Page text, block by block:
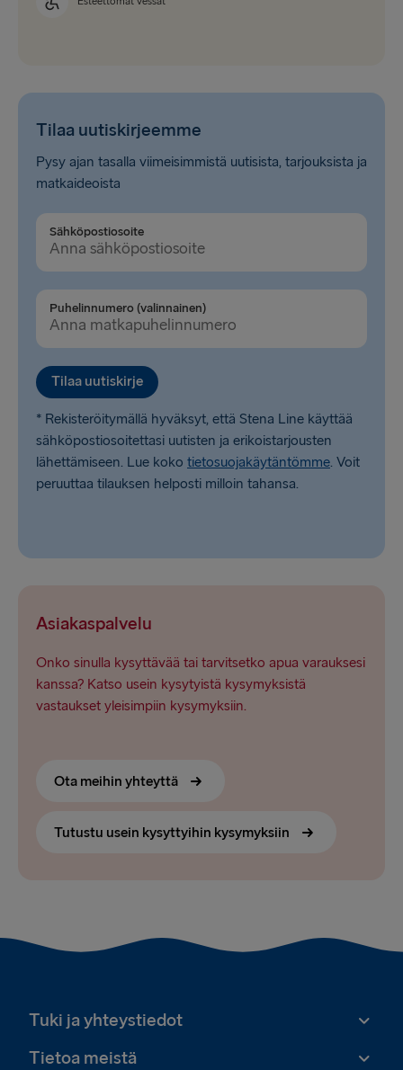
Tilaa uutiskirjeemme
Pysy ajan tasalla viimeisimmistä uutisista, tarjouksista ja
matkaideoista
Sähköpostiosoite
Puhelinnumero (valinnainen)
Tilaa uutiskirje
* Rekisteröitymällä hyväksyt, että Stena Line käyttää
sähköpostiosoitettasi uutisten ja erikoistarjousten
lähettämiseen. Lue koko tietosuojakäytäntömme. Voit
peruuttaa tilauksen helposti milloin tahansa.
Asiakaspalvelu
Onko sinulla kysyttävää tai tarvitsetko apua varauksesi
kanssa? Katso usein kysytyistä kysymyksistä
vastaukset yleisimpiin kysymyksiin.
Ota meihin yhteyttä
Tutustu usein kysyttyihin kysymyksiin
Tuki ja yhteystiedot
Tietoa meistä